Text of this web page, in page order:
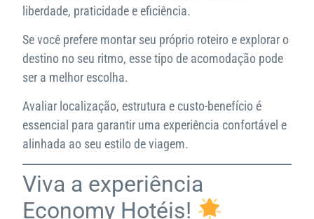
liberdade, praticidade e eficiência.
Se você prefere montar seu próprio roteiro e explorar o
destino no seu ritmo, esse tipo de acomodação pode
ser a melhor escolha.
Avaliar localização, estrutura e custo-benefício é
essencial para garantir uma experiência confortável e
alinhada ao seu estilo de viagem.
Viva a experiência
Economy Hotéis!